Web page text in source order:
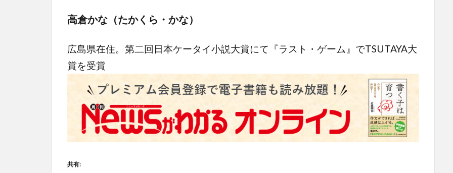
高倉かな（たかくら・かな）
広島県在住。第二回日本ケータイ小説大賞にて『ラスト・ゲーム』でTSUTAYA大
賞を受賞
共有: